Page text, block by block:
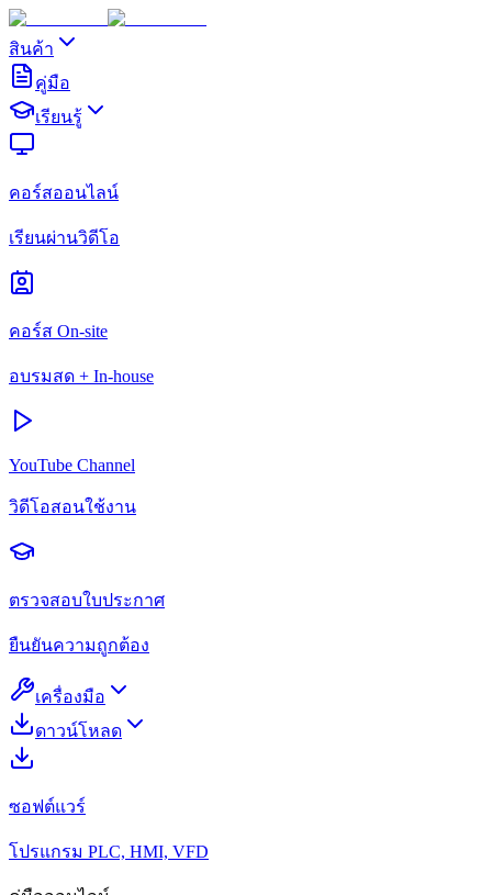
สินค้า
คู่มือ
เรียนรู้
คอร์สออนไลน์
เรียนผ่านวิดีโอ
คอร์ส On-site
อบรมสด + In-house
YouTube Channel
วิดีโอสอนใช้งาน
ตรวจสอบใบประกาศ
ยืนยันความถูกต้อง
เครื่องมือ
ดาวน์โหลด
ซอฟต์แวร์
โปรแกรม PLC, HMI, VFD